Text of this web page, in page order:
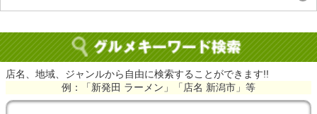
店名、地域、ジャンルから自由に検索することができます!!
例：「新発田 ラーメン」「店名 新潟市」等